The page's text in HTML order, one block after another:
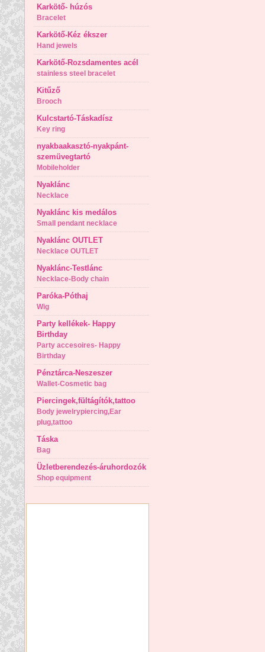
Karkötő- húzós
Bracelet
Karkötő-Kéz ékszer
Hand jewels
Karkötő-Rozsdamentes acél
stainless steel bracelet
Kitűző
Brooch
Kulcstartó-Táskadísz
Key ring
nyakbaakasztó-nyakpánt-
szemüvegtartó
Mobileholder
Nyaklánc
Necklace
Nyaklánc kis medálos
Small pendant necklace
Nyaklánc OUTLET
Necklace OUTLET
Nyaklánc-Testlánc
Necklace-Body chain
Paróka-Póthaj
Wig
Party kellékek- Happy
Birthday
Party accesoires- Happy
Birthday
Pénztárca-Neszeszer
Wallet-Cosmetic bag
Piercingek,fültágítók,tattoo
Body jewelrypiercing,Ear
plug,tattoo
Táska
Bag
Üzletberendezés-áruhordozók
Shop equipment